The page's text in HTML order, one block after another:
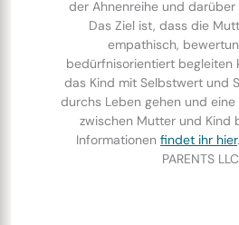
der Ahnenreihe und darüber
Das Ziel ist, dass die
empathisch,
bedürfnisorientiert begleiten
das Kind mit Selbstwert und
durchs Leben gehen und
zwischen Mutter und Kind
Informationen findet ihr hier
PARENTS